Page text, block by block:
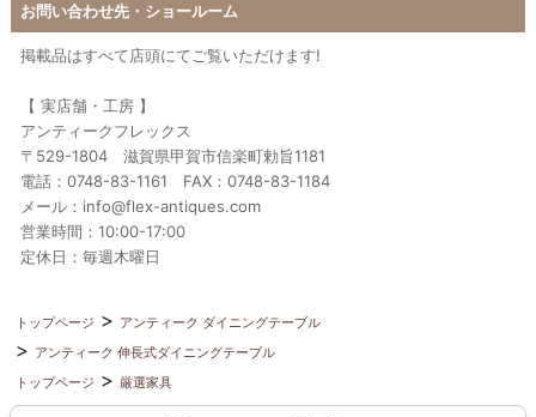
お問い合わせ先・ショールーム
掲載品はすべて店頭にてご覧いただけます!
【 実店舗・工房 】
アンティークフレックス
〒529-1804 滋賀県甲賀市信楽町勅旨1181
電話：0748-83-1161 FAX：0748-83-1184
メール：info@flex-antiques.com
営業時間：10:00-17:00
定休日：毎週木曜日
トップページ
アンティーク ダイニングテーブル
アンティーク 伸長式ダイニングテーブル
トップページ
厳選家具